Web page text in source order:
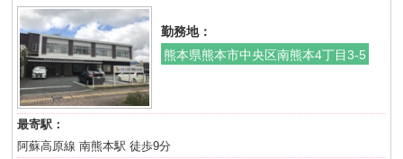
勤務地：
熊本県熊本市中央区南熊本4丁目3-5
最寄駅：
阿蘇高原線 南熊本駅 徒歩9分